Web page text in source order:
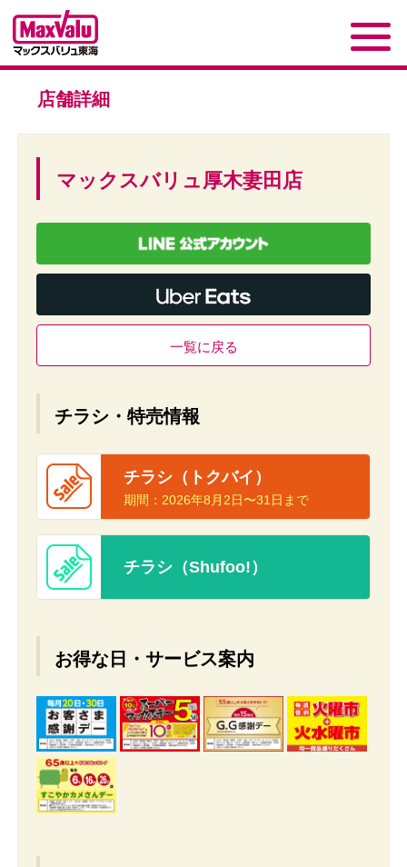
店舗詳細
マックスバリュ厚木妻田店
一覧に戻る
チラシ・特売情報
チラシ（トクバイ）
期間： 2026年8月2日〜31日まで
チラシ（Shufoo!）
お得な日・サービス案内